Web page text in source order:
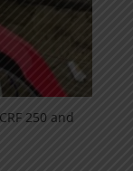
250 and